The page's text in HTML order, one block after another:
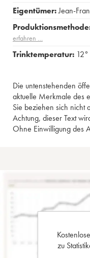
Eigentümer:Jean-
erfahren …
Trinktemperatur: 12°
Die untenstehenden
aktuelle Merkmale des
Sie beziehen sich nicht
Achtung, dieser Text
Ohne Einwilligung des
zu